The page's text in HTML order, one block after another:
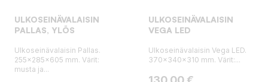
ULKOSEINÄVALAISIN
PALLAS, YLÖS
Ulkoseinävalaisin Pallas.
255x285x605 mm. Värit:
musta ja...
ULKOSEINÄVALAISIN
VEGA LED
Ulkoseinävalaisin Vega LED.
370x340x310 mm. Värit:...
Hinta